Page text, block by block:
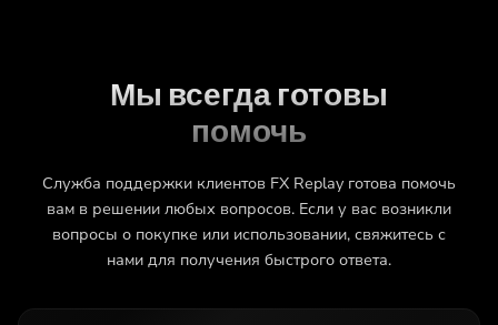
Мы всегда готовы
помочь
Служба поддержки клиентов FX Replay готова помочь
вам в решении любых вопросов. Если у вас возникли
вопросы о покупке или использовании, свяжитесь с
нами для получения быстрого ответа.